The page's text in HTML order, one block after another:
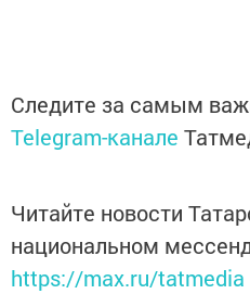
Следите за самым
Telegram-канале
Читайте новости
национальном
https://max.ru/tatmedia